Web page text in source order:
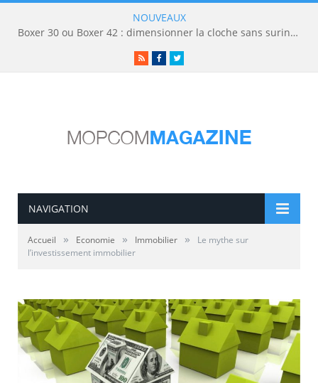
NOUVEAUX
Boxer 30 ou Boxer 42 : dimensionner la cloche sans surinvestir
RSSFacebookTwitter
NAVIGATION
Accueil » Economie » Immobilier »
Le mythe sur
l’investissement immobilier